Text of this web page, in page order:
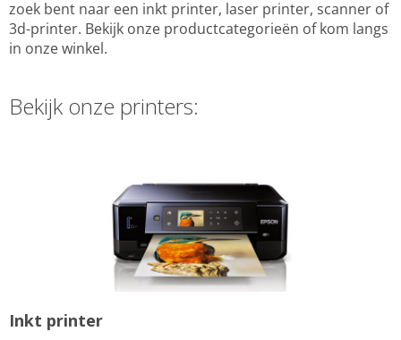
zoek bent naar een inkt printer, laser printer, scanner of
3d-printer. Bekijk onze productcategorieën of kom langs
in onze winkel.
Bekijk onze printers:
Inkt printer